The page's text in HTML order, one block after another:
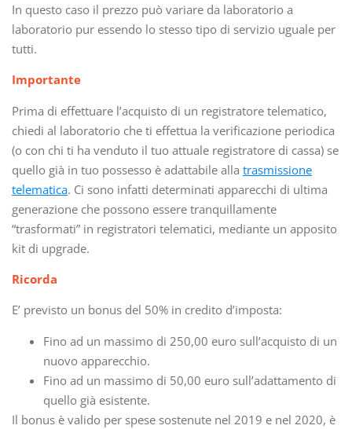
In questo caso il prezzo può variare da laboratorio a
laboratorio pur essendo lo stesso tipo di servizio uguale per
tutti.
Importante
Prima di effettuare l’acquisto di un registratore telematico,
chiedi al laboratorio che ti effettua la verificazione periodica
(o con chi ti ha venduto il tuo attuale registratore di cassa) se
quello già in tuo possesso è adattabile alla trasmissione
telematica. Ci sono infatti determinati apparecchi di ultima
generazione che possono essere tranquillamente
“trasformati” in registratori telematici, mediante un apposito
kit di upgrade.
Ricorda
E’ previsto un bonus del 50% in credito d’imposta:
Fino ad un massimo di 250,00 euro sull’acquisto di un
nuovo apparecchio.
Fino ad un massimo di 50,00 euro sull’adattamento di
quello già esistente.
Il bonus è valido per spese sostenute nel 2019 e nel 2020, è